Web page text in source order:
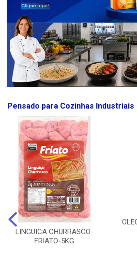
Pensado para Cozinhas Industriais
LINGUICA CHURRASCO-
FRIATO-5KG